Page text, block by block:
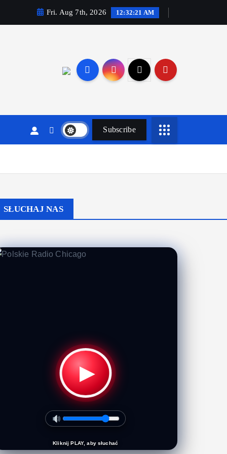
Fri. Aug 7th, 2026 12:32:21 AM
Subscribe
SŁUCHAJ NAS
▶
Kliknij PLAY, aby słuchać